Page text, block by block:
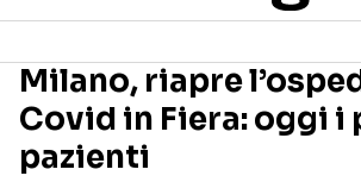
Seguici sui social
Milano, riapre
Covid in Fiera: oggi i
pazienti